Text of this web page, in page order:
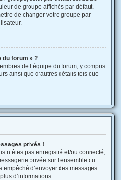
de groupe affichés par défaut.
de changer votre groupe par
du forum » ?
de l’équipe du forum, y compris
ainsi que d’autres détails tels que
privés !
n’êtes pas enregistré et/ou connecté,
privée sur l’ensemble du
empêché d’envoyer des messages.
d’informations.